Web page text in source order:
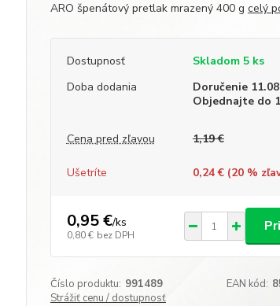
ARO špenátový pretlak mrazený 400 g celý
Dostupnosť
Skladom 5 ks
Doba dodania
Doručenie
Objednajte do
Cena pred zľavou 1,19 €
Ušetríte 0,24 € (20%
0,95 €/ks
0,80 € bez DPH
Číslo produktu: 991489 EAN kód:
Strážiť cenu / dostupnosť